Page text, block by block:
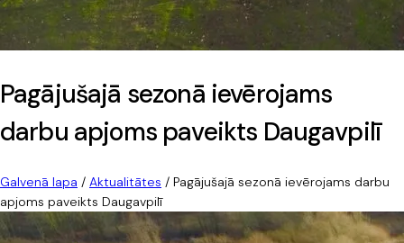
Pagājušajā sezonā ievērojams
darbu apjoms paveikts Daugavpilī
Galvenā lapa / Aktualitātes / Pagājušajā sezonā ievērojams darbu
apjoms paveikts Daugavpilī